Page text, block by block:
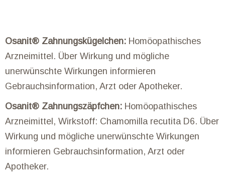
Osanit® Zahnungskügelchen: Homöopathisches
Arzneimittel. Über Wirkung und mögliche
unerwünschte Wirkungen informieren
Gebrauchsinformation, Arzt oder Apotheker.
Osanit® Zahnungszäpfchen: Homöopathisches
Arzneimittel, Wirkstoff: Chamomilla recutita D6. Über
Wirkung und mögliche unerwünschte Wirkungen
informieren Gebrauchsinformation, Arzt oder
Apotheker.